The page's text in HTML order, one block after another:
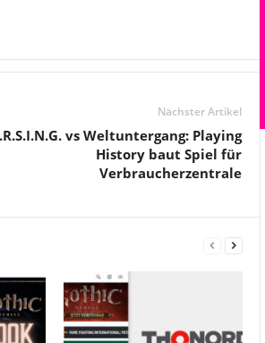
Nächster Artikel
vs Weltuntergang: Playing
History baut Spiel für
Verbraucherzentrale